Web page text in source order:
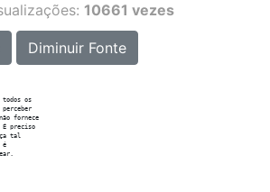
10661 vezes
Diminuir Fonte
todos os
fornece
É preciso
tal
é